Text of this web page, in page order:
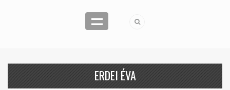
ERDEI ÉVA